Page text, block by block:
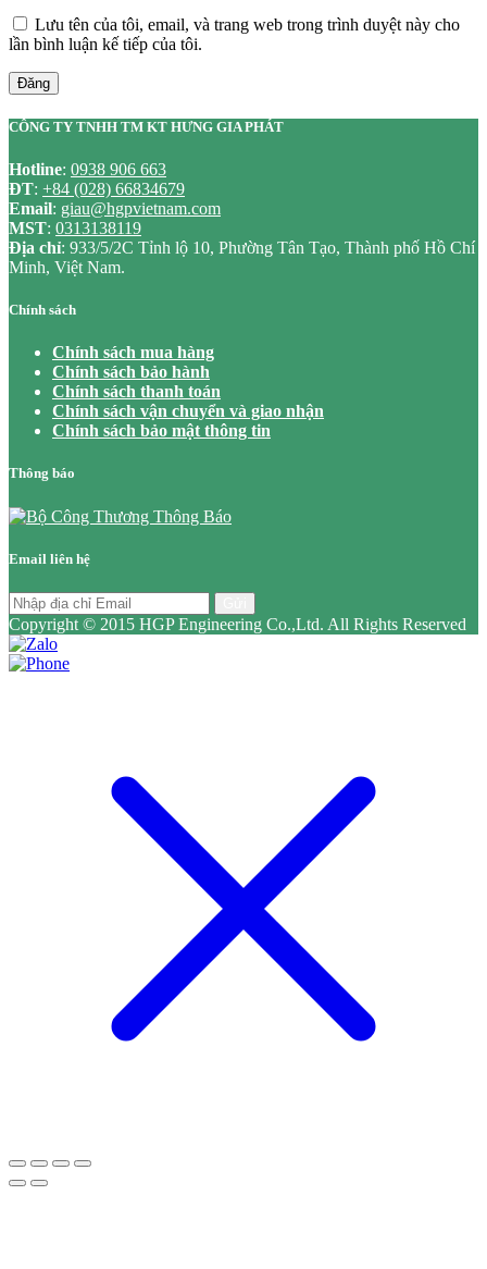
Lưu tên của tôi, email, và trang web trong trình duyệt này cho
lần bình luận kế tiếp của tôi.
Đăng
CÔNG TY TNHH TM KT HƯNG GIA PHÁT
Hotline: 0938 906 663
ĐT: +84 (028) 66834679
Email: giau@hgpvietnam.com
MST: 0313138119
Địa chỉ: 933/5/2C Tỉnh lộ 10, Phường Tân Tạo, Thành phố Hồ Chí
Minh, Việt Nam.
Chính sách
Chính sách mua hàng
Chính sách bảo hành
Chính sách thanh toán
Chính sách vận chuyển và giao nhận
Chính sách bảo mật thông tin
Thông báo
Email liên hệ
Copyright © 2015 HGP Engineering Co.,Ltd. All Rights Reserved